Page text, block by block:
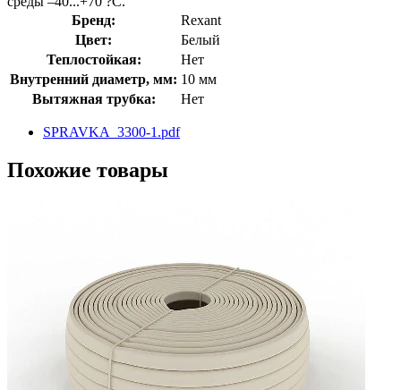
Бренд:
Rexant
Цвет:
Белый
Теплостойкая:
Нет
Внутренний диаметр, мм: 10 мм
Вытяжная трубка:
Нет
SPRAVKA_3300-1.pdf
Похожие товары